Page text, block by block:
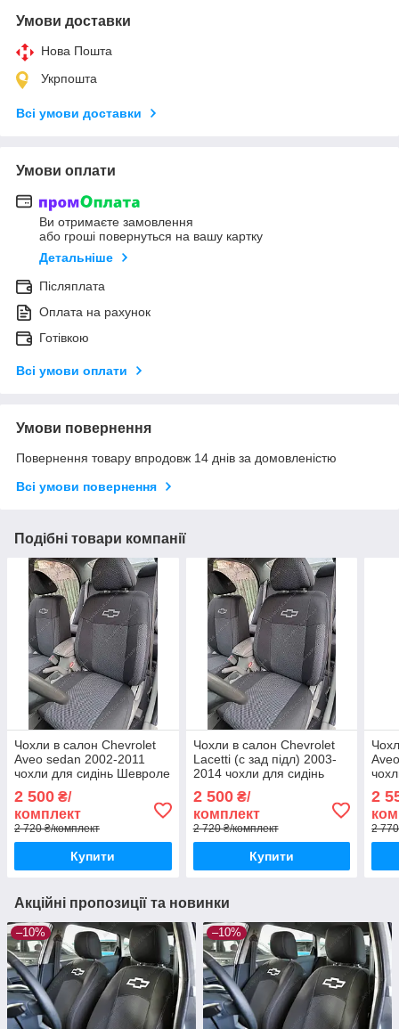
Умови доставки
Нова Пошта
Укрпошта
Всі умови доставки
Умови оплати
Ви отримаєте замовлення
або гроші повернуться на вашу картку
Детальніше
Післяплата
Оплата на рахунок
Готівкою
Всі умови оплати
Умови повернення
Повернення товару впродовж 14 днів за домовленістю
Всі умови повернення
Подібні товари компанії
Чохли в салон Chevrolet
Aveo sedan 2002-2011
чохли для сидінь Шевроле
Chevrolet Aveo sedan
2 500 ₴/
комплект
2 720 ₴/комплект
Купити
Чохли в салон Chevrolet
Lacetti (с зад підл) 2003-
2014 чохли для сидінь
чохли Chevrolet Lacetti
2 500₴/
комплект
2 720 ₴/комплект
Купити
2
2
Акційні пропозиції та новинки
–10% –10%